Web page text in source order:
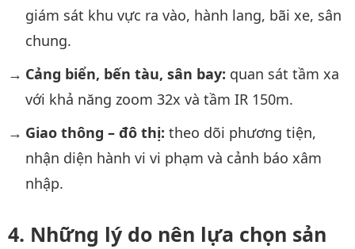
giám sát khu vực ra vào, hành lang, bãi xe, sân
chung.
Cảng biển, bến tàu, sân bay: quan sát tầm xa
với khả năng zoom 32x và tầm IR 150m.
Giao thông – đô thị: theo dõi phương tiện,
nhận diện hành vi vi phạm và cảnh báo xâm
nhập.
Những lý do nên lựa chọn sản